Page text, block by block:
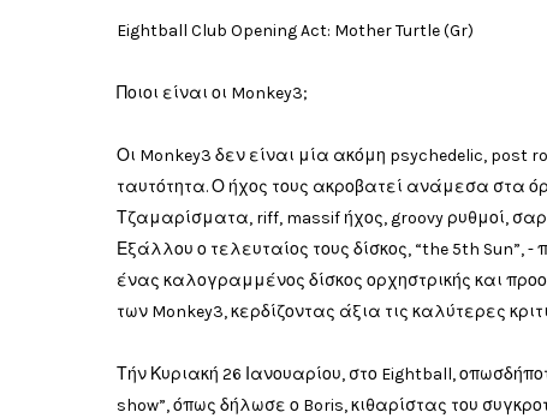
Eightball Club Opening Act: Mother Turtle (Gr)
Ποιοι είναι οι Monkey3;
Οι Monkey3 δεν είναι μία ακόμη psychedelic, post
ταυτότητα. Ο ήχος τους ακροβατεί ανάμεσα στα
Τζαμαρίσματα, riff, massif ήχος, groovy ρυθμοί,
Εξάλλου ο τελευταίος τους δίσκος, “the 5th Sun”,
ένας καλογραμμένος δίσκος ορχηστρικής και
των Monkey3, κερδίζοντας άξια τις καλύτερες
Τήν Κυριακή 26 Ιανουαρίου, στο Eightball,
show”, όπως δήλωσε ο Boris, κιθαρίστας του